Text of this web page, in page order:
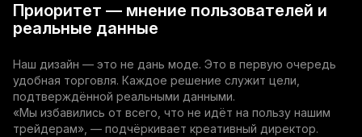
Приоритет — мнение пользователей и
реальные данные
Наш дизайн — это не дань моде. Это в первую очередь
удобная торговля. Каждое решение служит цели,
подтверждённой реальными данными.
«Мы избавились от всего, что не идёт на пользу нашим
трейдерам», — подчёркивает креативный директор.